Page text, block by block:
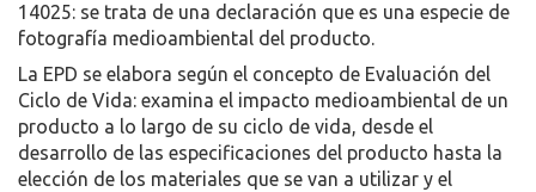
14025: se trata de una declaración que es una especie de
fotografía medioambiental del producto.
La EPD se elabora según el concepto de Evaluación del
Ciclo de Vida: examina el impacto medioambiental de un
producto a lo largo de su ciclo de vida, desde el
desarrollo de las especificaciones del producto hasta la
elección de los materiales que se van a utilizar y el